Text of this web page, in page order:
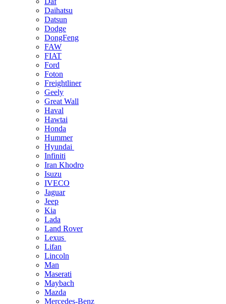
Daihatsu
Datsun
Dodge
DongFeng
FAW
FIAT
Ford
Foton
Freightliner
Geely
Great Wall
Haval
Hawtai
Honda
Hummer
Hyundai
Infiniti
Iran Khodro
Isuzu
IVECO
Jaguar
Jeep
Kia
Lada
Land Rover
Lexus
Lifan
Lincoln
Man
Maserati
Maybach
Mazda
Mercedes-Benz